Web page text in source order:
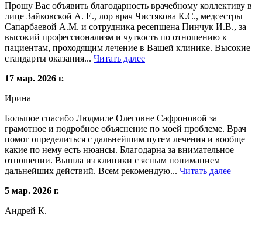
Прошу Вас объявить благодарность врачебному коллективу в
лице Зайковской А. Е., лор врач Чистякова К.С., медсестры
Сапарбаевой А.М. и сотрудника ресепшена Пинчук И.В., за
высокий профессионализм и чуткость по отношению к
пациентам, проходящим лечение в Вашей клинике. Высокие
стандарты оказания... Читать далее
17 мар. 2026 г.
Ирина
Большое спасибо Людмиле Олеговне Сафроновой за
грамотное и подробное объяснение по моей проблеме. Врач
помог определиться с дальнейшим путем лечения и вообще
какие по нему есть нюансы. Благодарна за внимательное
отношении. Вышла из клиники с ясным пониманием
дальнейших действий. Всем рекомендую... Читать далее
5 мар. 2026 г.
Андрей К.